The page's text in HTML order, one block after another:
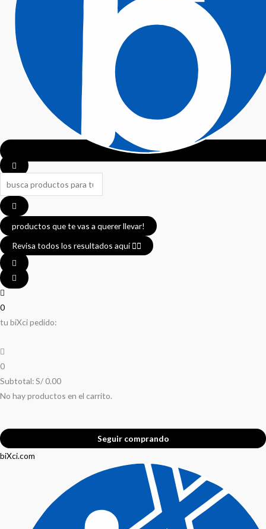
productos que te vas a querer llevar!
Revisa todos los resultados aquí 👈🏼
0
tu biXci pedido:
0
Subtotal:S/ 0.00
No hay productos en el carrito.
Seguir comprando
biXci.com